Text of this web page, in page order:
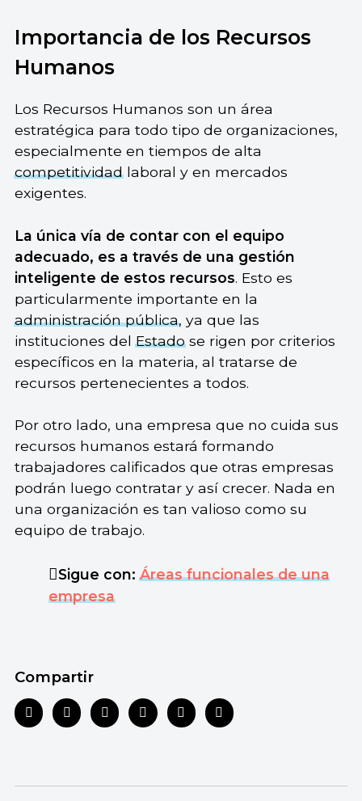
Importancia de los Recursos
Humanos
Los Recursos Humanos son un área
estratégica para todo tipo de organizaciones,
especialmente en tiempos de alta
competitividadlaboral y en mercados
exigentes.
La única vía de contar con el equipo
adecuado, es a través de una gestión
inteligente de estos recursos. Esto es
particularmente importante en la
administración pública, ya que las
instituciones delEstadose rigen por criterios
específicos en la materia, al tratarse de
recursos pertenecientes a todos.
Por otro lado, una empresa que no cuida sus
recursos humanos estará formando
trabajadores calificados que otras empresas
podrán luego contratar y así crecer. Nada en
una organización es tan valioso como su
equipo de trabajo.
Sigue con:Áreas funcionales de una
empresa
Compartir